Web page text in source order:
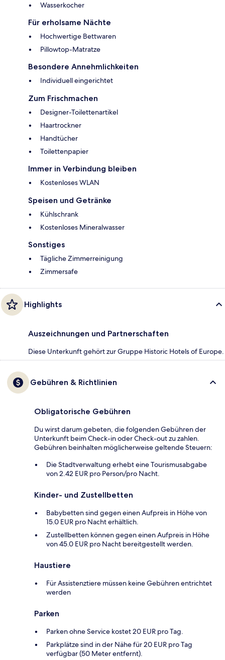
Wasserkocher
Für erholsame Nächte
Hochwertige Bettwaren
Pillowtop-Matratze
Besondere Annehmlichkeiten
Individuell eingerichtet
Zum Frischmachen
Designer-Toilettenartikel
Haartrockner
Handtücher
Toilettenpapier
Immer in Verbindung bleiben
Kostenloses WLAN
Speisen und Getränke
Kühlschrank
Kostenloses Mineralwasser
Sonstiges
Tägliche Zimmerreinigung
Zimmersafe
Highlights
Auszeichnungen und Partnerschaften
Diese Unterkunft gehört zur Gruppe Historic Hotels of Europe.
Gebühren & Richtlinien
Obligatorische Gebühren
Du wirst darum gebeten, die folgenden Gebühren der
Unterkunft beim Check-in oder Check-out zu zahlen.
Gebühren beinhalten möglicherweise geltende Steuern:
Die Stadtverwaltung erhebt eine Tourismusabgabe
von 2.42 EUR pro Person/pro Nacht.
Kinder- und Zustellbetten
Babybetten sind gegen einen Aufpreis in Höhe von
15.0 EUR pro Nacht erhältlich.
Zustellbetten können gegen einen Aufpreis in Höhe
von 45.0 EUR pro Nacht bereitgestellt werden.
Haustiere
Für Assistenztiere müssen keine Gebühren entrichtet
werden
Parken
Parken ohne Service kostet 20 EUR pro Tag.
Parkplätze sind in der Nähe für 20 EUR pro Tag
verfügbar (50 Meter entfernt).